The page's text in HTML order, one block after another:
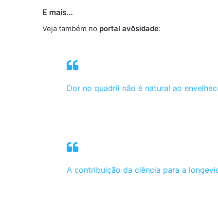
E mais…
Veja também no portal avŏsidade:
Dor no quadril não é natural ao
A contribuição da ciência para a